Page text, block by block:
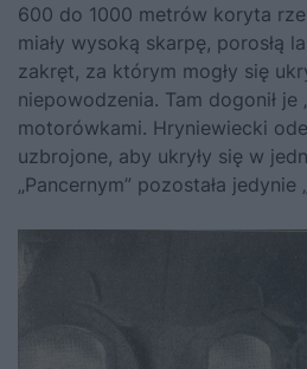
600 do 1000 metrów koryta
miały wysoką skarpę, porosłą
zakręt, za którym mogły się
niepowodzenia. Tam dogonił je
motorówkami. Hryniewiecki
uzbrojone, aby ukryły się w
„Pancernym” pozostała jedynie